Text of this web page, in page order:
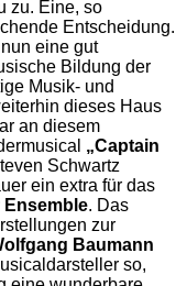
zu. Eine, so
Entscheidung.
eine gut
Bildung der
Musik- und
dieses Haus
an diesem
„Captain
Schwartz
ein extra für das
Ensemble. Das
zur
Baumann
so,